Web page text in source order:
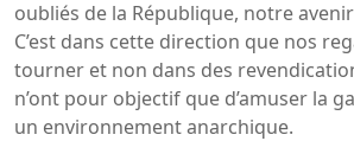
oubliés de la République, notre
C’est dans cette direction que nos
tourner et non dans des
n’ont pour objectif que d’amuser la
un environnement anarchique.